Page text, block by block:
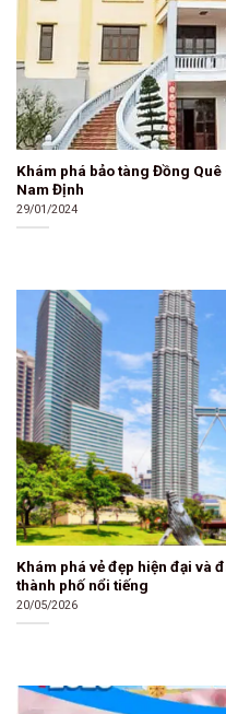
Khám phá bảo tàng Đồng
Nam Định
29/01/2024
Khám phá vẻ đẹp hiện đại và
thành phố nổi tiếng
20/05/2026